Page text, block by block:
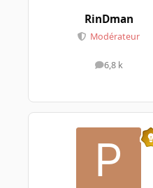
RinDman
Modérateur
6,8 k
messages